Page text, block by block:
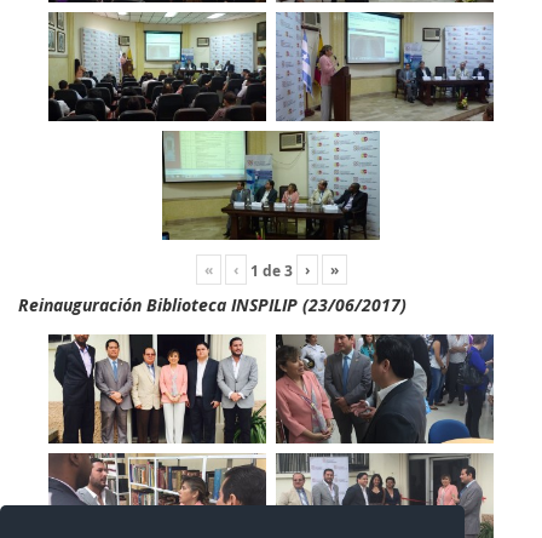
« ‹ 1 de3 › »
Reinauguración Biblioteca INSPILIP (23/06/2017)